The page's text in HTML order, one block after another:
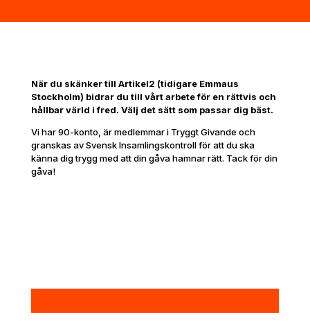
När du skänker till Artikel2 (tidigare Emmaus
Stockholm) bidrar du till vårt arbete för en rättvis och
hållbar värld i fred. Välj det sätt som passar dig bäst.
Vi har 90-konto, är medlemmar i Tryggt Givande och
granskas av Svensk Insamlingskontroll för att du ska
känna dig trygg med att din gåva hamnar rätt. Tack för din
gåva!